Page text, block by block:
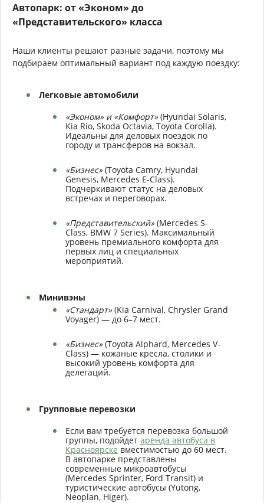
Автопарк: от «Эконом» до
«Представительского» класса
Наши клиенты решают разные задачи, поэтому мы
подбираем оптимальный вариант под каждую поездку:
Легковые автомобили
«Эконом» и «Комфорт»(Hyundai Solaris,
Kia Rio, Skoda Octavia, Toyota Corolla).
Идеальны для деловых поездок по
городу и трансферов на вокзал.
«Бизнес»(Toyota Camry, Hyundai
Genesis, Mercedes E-Class).
Подчеркивают статус на деловых
встречах и переговорах.
«Представительский»(Mercedes S-
Class, BMW 7 Series). Максимальный
уровень премиального комфорта для
первых лиц и специальных
мероприятий.
Минивэны
«Стандарт»(Kia Carnival, Chrysler Grand
Voyager) — до 6–7 мест.
«Бизнес»(Toyota Alphard, Mercedes V-
Class) — кожаные кресла, столики и
высокий уровень комфорта для
делегаций.
Групповые перевозки
Если вам требуется перевозка большой
группы, подойдет аренда автобуса в
Красноярске вместимостью до 60 мест.
В автопарке представлены
современные микроавтобусы
(Mercedes Sprinter, Ford Transit) и
туристические автобусы (Yutong,
Neoplan, Higer).